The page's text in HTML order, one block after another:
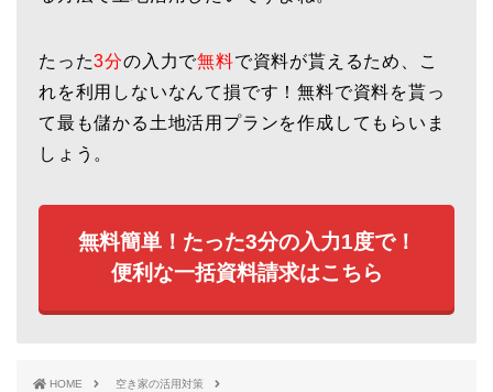
たった3分の入力で無料で資料が貰えるため、こ
れを利用しないなんて損です！無料で資料を貰っ
て最も儲かる土地活用プランを作成してもらいま
しょう。
無料簡単！たった3分の入力1度で！
便利な一括資料請求はこちら
HOME
空き家の活用対策